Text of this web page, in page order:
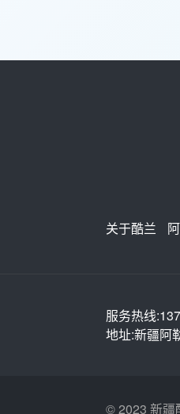
关于酷兰
服务热线
地址:新疆阿
© 2023 新疆